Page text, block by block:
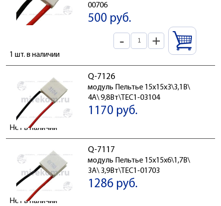
00706
500 руб.
- +
1 шт. в наличии
Q-7126
модуль Пельтье 15x15x3\3,1В\
4А\ 9,8Вт\TEC1-03104
1170 руб.
Нет в наличии
Q-7117
модуль Пельтье 15x15x6\1,7В\
3А\ 3,9Вт\TEC1-01703
1286 руб.
Нет в наличии